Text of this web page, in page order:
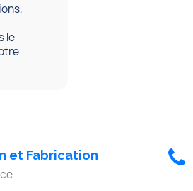
le
et Fabrication